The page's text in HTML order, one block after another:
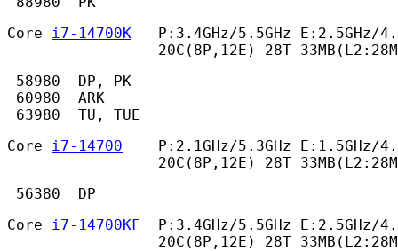
Core i7-14700K
P:3.4GHz/5.5GHz E:2.5GHz/
20C(8P,12E) 28T
58980  DP, PK
60980  ARK
63980  TU, TUE
Core i7-14700
P:2.1GHz/5.3GHz E:1.5GHz/
20C(8P,12E) 28T
56380  DP
Core i7-14700KF
P:3.4GHz/5.5GHz E:2.5GHz/
20C(8P,12E) 28T